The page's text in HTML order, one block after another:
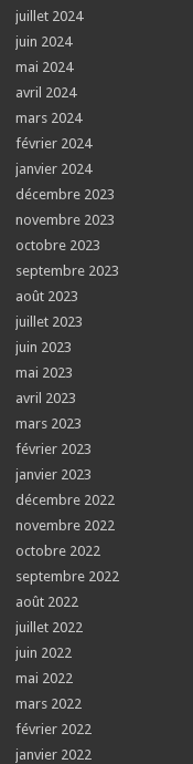
juillet 2024
juin 2024
mai 2024
avril 2024
mars 2024
février 2024
janvier 2024
décembre 2023
novembre 2023
octobre 2023
septembre 2023
août 2023
juillet 2023
juin 2023
mai 2023
avril 2023
mars 2023
février 2023
janvier 2023
décembre 2022
novembre 2022
octobre 2022
septembre 2022
août 2022
juillet 2022
juin 2022
mai 2022
mars 2022
février 2022
janvier 2022